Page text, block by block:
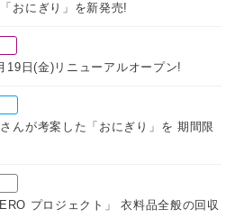
おにぎり」を新発売!
19日(金)リニューアルオープン!
んが考案した「おにぎり」を 期間限
プロジェクト」 衣料品全般の回収